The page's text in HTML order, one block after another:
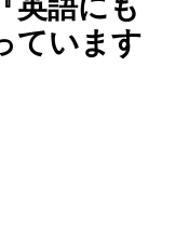
英語にも
ています